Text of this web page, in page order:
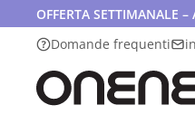
OFFERTA
Domande frequenti